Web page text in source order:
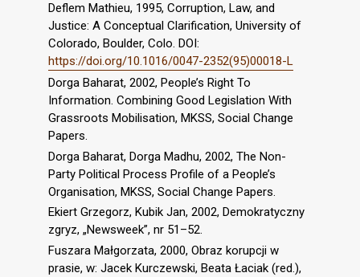
Deflem Mathieu, 1995, Corruption, Law, and
Justice: A Conceptual Clarification, University of
Colorado, Boulder, Colo. DOI:
https://doi.org/10.1016/0047-2352(95)00018-L
Dorga Baharat, 2002, People’s Right To
Information. Combining Good Legislation With
Grassroots Mobilisation, MKSS, Social Change
Papers.
Dorga Baharat, Dorga Madhu, 2002, The Non-
Party Political Process Profile of a People’s
Organisation, MKSS, Social Change Papers.
Ekiert Grzegorz, Kubik Jan, 2002, Demokratyczny
zgryz, „Newsweek”, nr 51–52.
Fuszara Małgorzata, 2000, Obraz korupcji w
prasie, w: Jacek Kurczewski, Beata Łaciak (red.),